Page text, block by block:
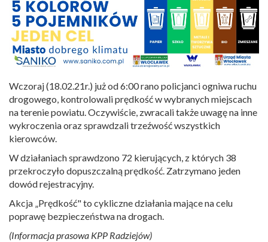
Wczoraj (18.02.21r.) już od 6:00 rano policjanci ogniwa ruchu
drogowego, kontrolowali prędkość w wybranych miejscach
na terenie powiatu. Oczywiście, zwracali także uwagę na inne
wykroczenia oraz sprawdzali trzeźwość wszystkich
kierowców.
W działaniach sprawdzono 72 kierujących, z których 38
przekroczyło dopuszczalną prędkość. Zatrzymano jeden
dowód rejestracyjny.
Akcja „Prędkość" to cykliczne działania mające na celu
poprawę bezpieczeństwa na drogach.
(Informacja prasowa KPP Radziejów)